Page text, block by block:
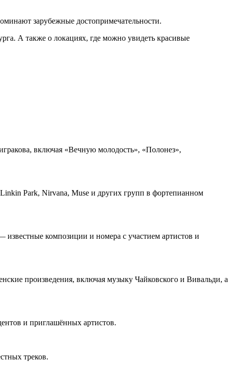
зарубежные достопримечательности.
А также о локациях, где можно увидеть красивые
включая «Вечную молодость», «Полонез»,
Park, Nirvana, Muse и других групп в фортепианном
композиции и номера с участием артистов и
произведения, включая музыку Чайковского и Вивальди, а
и приглашённых артистов.
треков.